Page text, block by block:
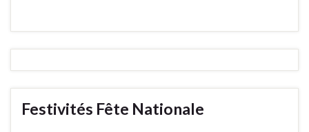
Festivités Fête Nationale